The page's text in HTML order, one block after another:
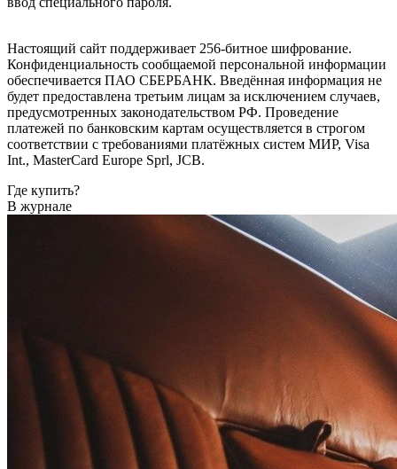
Настоящий сайт поддерживает 256-битное шифрование.
Конфиденциальность сообщаемой персональной информации
обеспечивается ПАО СБЕРБАНК. Введённая информация не
будет предоставлена третьим лицам за исключением случаев,
предусмотренных законодательством РФ. Проведение
платежей по банковским картам осуществляется в строгом
соответствии с требованиями платёжных систем МИР, Visa
Int., MasterCard Europe Sprl, JCB.
Где купить?
В журнале